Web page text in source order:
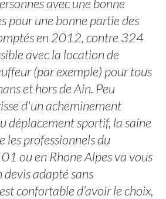
avec une bonne
pour une bonne partie des
en 2012, contre 324
avec la location de
(par exemple) pour tous
et hors de Ain. Peu
d'un acheminement
déplacement sportif, la saine
les professionnels du
ou en Rhone Alpes va vous
adapté sans
confortable d’avoir le choix,